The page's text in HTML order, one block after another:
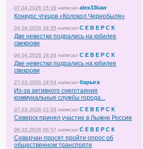
07.04.2026 15:18 написал alex33kaw
Конкурс чтецов «Колокол Чернобыля»
04.04.2026 18:35 написал С Е В Е Р С К
Две невестки подрались на юбилее
свекрови
04.04.2026 18:34 написал С Е В Е Р С К
Две невестки подрались на юбилее
свекрови
27.03.2026 19:54 написал барыга
Из-за активного снеготаяния
коммунальные службы города...
07.03.2026 22:33 написал С Е В Е Р С К
Северск принял участие в Лыжне России
06.03.2026 00:57 написал С Е В Е Р С К
Северчан просят пройти опрос об
общественном транспорте